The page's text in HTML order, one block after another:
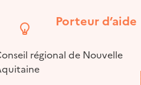
Porteur d’aide
régional de Nouvelle